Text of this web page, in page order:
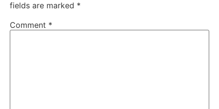
fields are marked *
Comment *